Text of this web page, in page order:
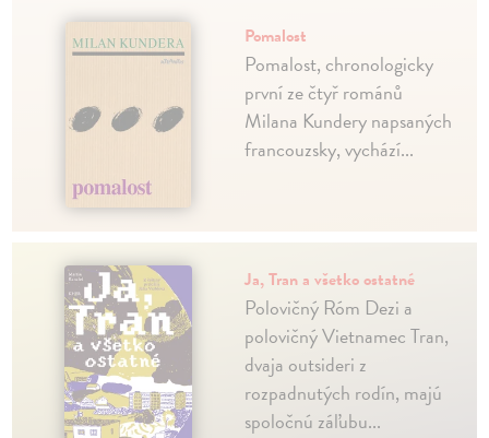
Pomalost
Pomalost, chronologicky
první ze čtyř románů
Milana Kundery napsaných
francouzsky, vychází...
Ja, Tran a všetko ostatné
Polovičný Róm Dezi a
polovičný Vietnamec Tran,
dvaja outsideri z
rozpadnutých rodín, majú
spoločnú záľubu...